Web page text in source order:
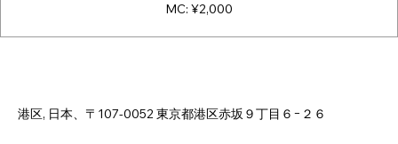
MC: ¥2,000
港区, 日本、〒107-0052 東京都港区赤坂９丁目６−２６